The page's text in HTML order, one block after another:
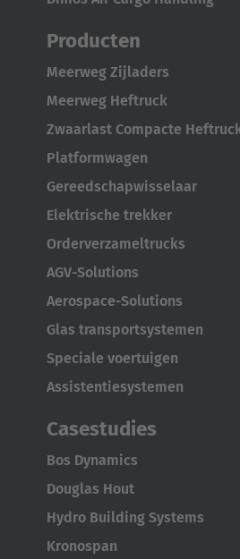
Australia
English
Japan
Japanese
Türkiye
Türkçe
Producten
Meerweg Zijladers
Meerweg Heftruck
Zwaarlast Compacte
Platformwagen
Gereedschapwisselaar
Elektrische trekker
Orderverzameltrucks
AGV-Solutions
Aerospace-Solutions
Glas transportsystemen
Speciale voertuigen
Assistentiesystemen
Casestudies
Bos Dynamics
Douglas Hout
Hydro Building Systems
Kronospan